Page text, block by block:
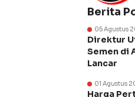
Berita
05 Agustus
Direktur
Semen di
Lancar
01 Agustus
Harga